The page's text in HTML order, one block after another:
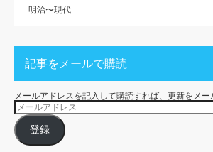
明治〜現代
記事をメールで購読
メールアドレスを記入して購読すれば、更新をメー
メ
ー
ル
ア
ド
レ
登録